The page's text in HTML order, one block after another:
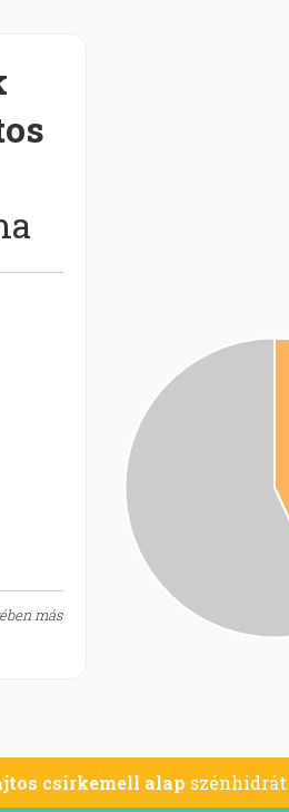
más
csirkemell alap